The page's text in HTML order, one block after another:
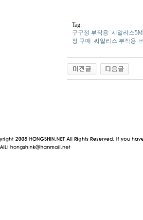
Tag:
구구정 부작용 시알리스
정 구매 씨알리스 부작용